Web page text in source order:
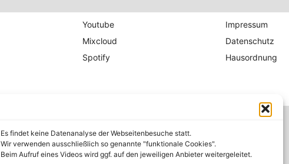
Es findet keine Datenanalyse der Webseitenbesuche statt.
Wir verwenden ausschließlich so genannte "funktionale Cookies".
Beim Aufruf eines Videos wird ggf. auf den jeweiligen Anbieter weitergeleitet.
Youtube
Mixcloud
Spotify
Impressum
Datenschutz
Hausordnung